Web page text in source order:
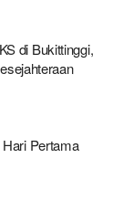
di Bukittinggi,
Pertama